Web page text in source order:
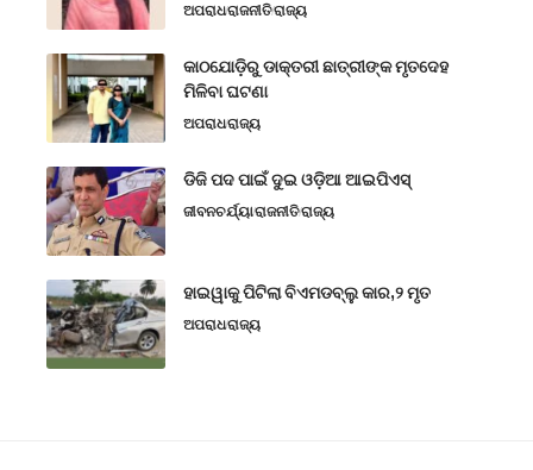
ଅପରାଧରାଜନୀତିରାଜ୍ୟ
କାଠଯୋଡ଼ିରୁ ଡାକ୍ତରୀ ଛାତ୍ରୀଙ୍କ ମୃତଦେହ
ମିଳିବା ଘଟଣା
ଅପରାଧରାଜ୍ୟ
ଡିଜି ପଦ ପାଇଁ ଦୁଇ ଓଡ଼ିଆ ଆଇପିଏସ୍
ଜୀବନଚର୍ଯ୍ୟାରାଜନୀତିରାଜ୍ୟ
ହାଇୱାକୁ ପିଟିଲା ବିଏମଡବ୍ଲୁ କାର,୨ ମୃତ
ଅପରାଧରାଜ୍ୟ